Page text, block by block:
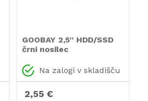
GOOBAY 2,5'' HDD/SSD
črni nosilec
Na zalogi v skladišču
2,55 €